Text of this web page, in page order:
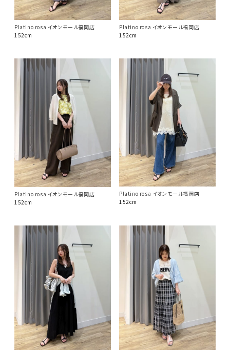
Platino rosa イオンモール福岡店
152cm
Platino rosa イオンモール福岡店
152cm
Platino rosa イオンモール福岡店
152cm
Platino rosa イオンモール福岡店
152cm